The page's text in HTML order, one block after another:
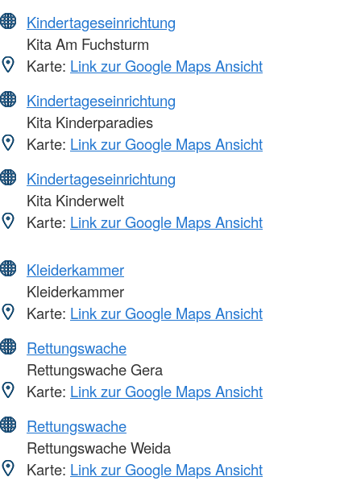
Kindertageseinrichtung
Kita Am Fuchsturm
Karte: Link zur Google Maps Ansicht
Kindertageseinrichtung
Kita Kinderparadies
Karte: Link zur Google Maps Ansicht
Kindertageseinrichtung
Kita Kinderwelt
Karte: Link zur Google Maps Ansicht
Kleiderkammer
Kleiderkammer
Karte: Link zur Google Maps Ansicht
Rettungswache
Rettungswache Gera
Karte: Link zur Google Maps Ansicht
Rettungswache
Rettungswache Weida
Karte: Link zur Google Maps Ansicht